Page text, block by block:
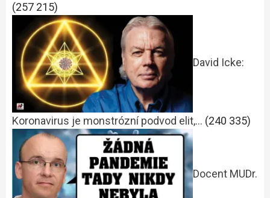
(257 215)
David Icke:
Koronavirus je monstrózní podvod elit,… (240 335)
Docent MUDr.